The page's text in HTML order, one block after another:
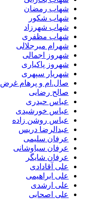
شهاب رمضان
شهاب شکور
شهاب شهرزاد
شهاب مظفری
شهرام میرجلالی
شهروز اجمالی
شهروز پاکیاری
شهریار سپهری
صال.ام و پرهام غرض
صالح رضایی
عباس حیدری
عباس خورشیدی
عباس روشن زاده
عبدالرضا دریس
عرفان سلیمی
عرفان سیاوشانی
عرفان شایگر
علی آقادادی
علی ابراهیمی
علی ارشدی
علی اصحابی